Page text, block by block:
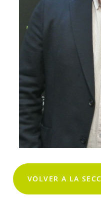
VOLVER A LA